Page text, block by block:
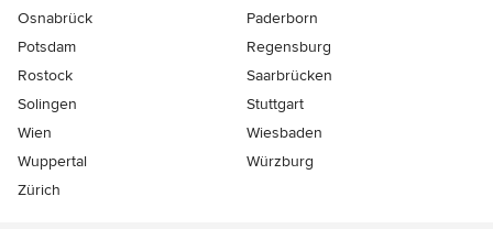
Osnabrück
Paderborn
Potsdam
Regensburg
Rostock
Saarbrücken
Solingen
Stuttgart
Wien
Wiesbaden
Wuppertal
Würzburg
Zürich